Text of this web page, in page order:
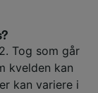
Tog som går
kvelden kan
kan variere i